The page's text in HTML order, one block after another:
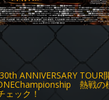
ANNIVERSARY TOUR
熱戦の
ェック！